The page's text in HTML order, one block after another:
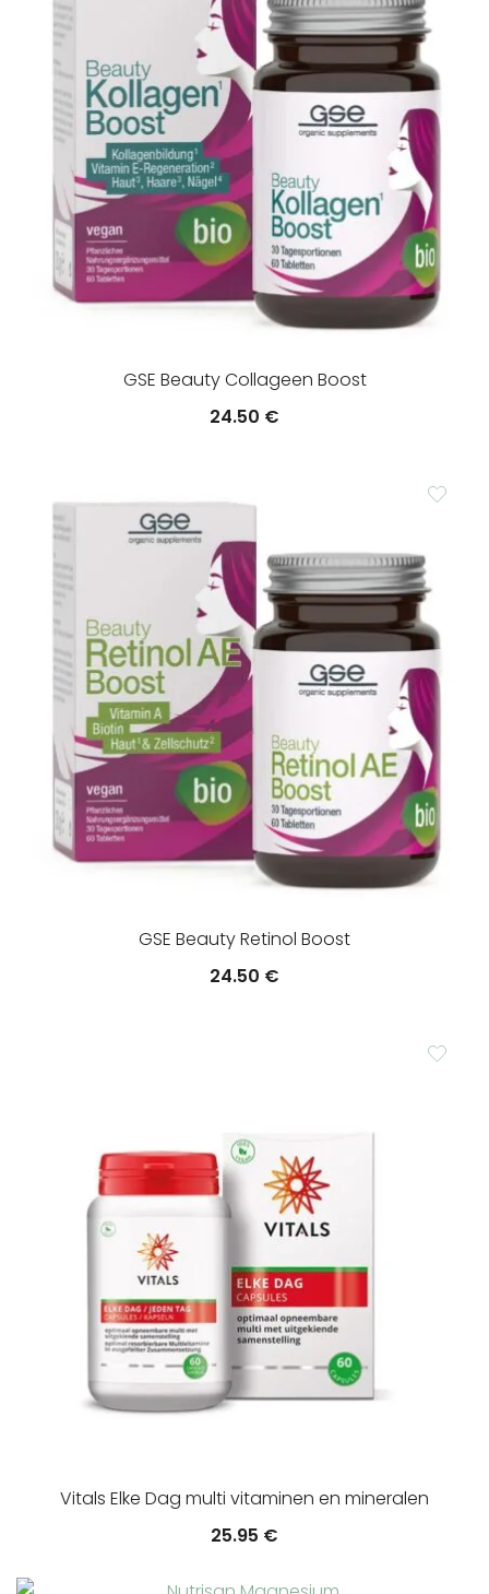
GSE Beauty Collageen Boost
24.50 €
GSE Beauty Retinol Boost
24.50 €
Vitals Elke Dag multi vitaminen en mineralen
25.95 €